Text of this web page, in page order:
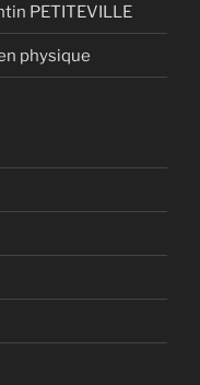
PETITEVILLE
physique